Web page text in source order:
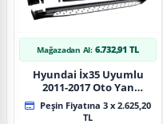
Mağazadan Al: 6.732,91 TL
Hyundai İx35 Uyumlu
2011-2017 Oto Yan
Basamak Koruma Side
Step Bmw Style
Peşin Fiyatına 3 x 2.625,20
TL